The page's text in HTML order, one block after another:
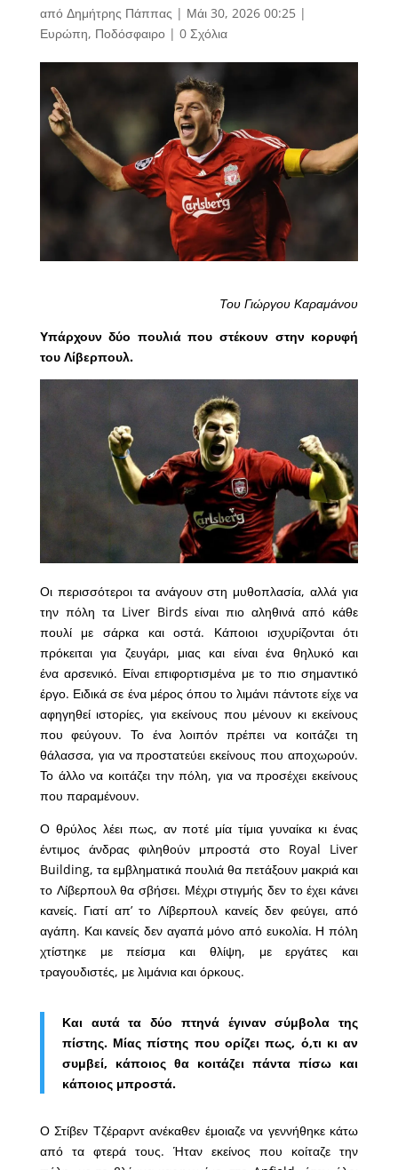
από Δημήτρης Πάππας | Μάι 30, 2026 00:25|
Ευρώπη, Ποδόσφαιρο| 0 Σχόλια
Του Γιώργου Καραμάνου
Υπάρχουν δύο πουλιά που στέκουν στην κορυφή
του Λίβερπουλ.
Οι περισσότεροι τα ανάγουν στη μυθοπλασία, αλλά για
την πόλη τα Liver Birds είναι πιο αληθινά από κάθε
πουλί με σάρκα και οστά. Κάποιοι ισχυρίζονται ότι
πρόκειται για ζευγάρι, μιας και είναι ένα θηλυκό και
ένα αρσενικό. Είναι επιφορτισμένα με το πιο σημαντικό
έργο. Ειδικά σε ένα μέρος όπου το λιμάνι πάντοτε είχε να
αφηγηθεί ιστορίες, για εκείνους που μένουν κι εκείνους
που φεύγουν. Το ένα λοιπόν πρέπει να κοιτάζει τη
θάλασσα, για να προστατεύει εκείνους που αποχωρούν.
Το άλλο να κοιτάζει την πόλη, για να προσέχει εκείνους
που παραμένουν.
Ο θρύλος λέει πως, αν ποτέ μία τίμια γυναίκα κι ένας
έντιμος άνδρας φιληθούν μπροστά στο Royal Liver
Building, τα εμβληματικά πουλιά θα πετάξουν μακριά και
το Λίβερπουλ θα σβήσει. Μέχρι στιγμής δεν το έχει κάνει
κανείς. Γιατί απ’ το Λίβερπουλ κανείς δεν φεύγει, από
αγάπη. Και κανείς δεν αγαπά μόνο από ευκολία. Η πόλη
χτίστηκε με πείσμα και θλίψη, με εργάτες και
τραγουδιστές, με λιμάνια και όρκους.
Και αυτά τα δύο πτηνά έγιναν σύμβολα της
πίστης. Μίας πίστης που ορίζει πως, ό,τι κι αν
συμβεί, κάποιος θα κοιτάζει πάντα πίσω και
κάποιος μπροστά.
Ο Στίβεν Τζέραρντ ανέκαθεν έμοιαζε να γεννήθηκε κάτω
από τα φτερά τους. Ήταν εκείνος που κοίταζε την